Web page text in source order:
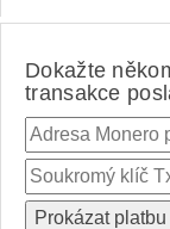
Dokažte
transakce